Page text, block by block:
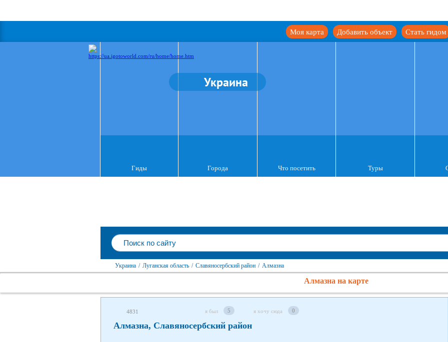
Стать гидом
Добавить объект
Моя карта
Украина
Гиды Города Что посетить Туры
Украина / Луганская область / Славяносербский район / Алмазна
Алмазна на карте
4831 я был 5 я хочу сюда 0
Алмазна, Славяносербский район